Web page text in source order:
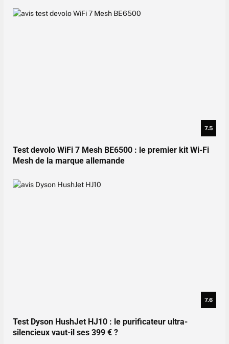
7.5
Test devolo WiFi 7 Mesh BE6500 : le premier kit Wi-Fi
Mesh de la marque allemande
7.6
Test Dyson HushJet HJ10 : le purificateur ultra-
silencieux vaut-il ses 399 € ?